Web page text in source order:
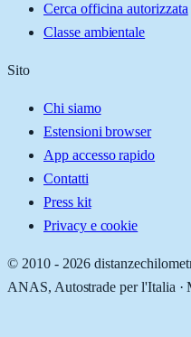
Cerca officina autorizzata
Classe ambientale
Sito
Chi siamo
Estensioni browser
App accesso rapido
Contatti
Press kit
Privacy e cookie
© 2010 - 2026
ANAS, Autostrade per l'Italia ·